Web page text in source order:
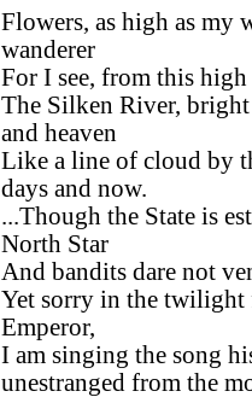
Flowers, as high as my
wanderer
For I see, from this high
The Silken River,
and heaven
Like a line of cloud by
days and now.
...Though the State is
North Star
And bandits dare not
Yet sorry in the twilight
Emperor,
I am singing the song
unestranged from the